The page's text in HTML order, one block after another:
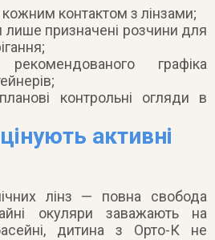
контактом з лінзами;
лише призначені розчини для
рекомендованого графіка
контрольні огляди в
активні
лінз — повна свобода
окуляри заважають на
дитина з Орто-К не